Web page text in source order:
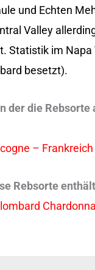
und Echten
Valley
Statistik im Napa
besetzt).
der die Rebsorte
– Frankreich
Rebsorte